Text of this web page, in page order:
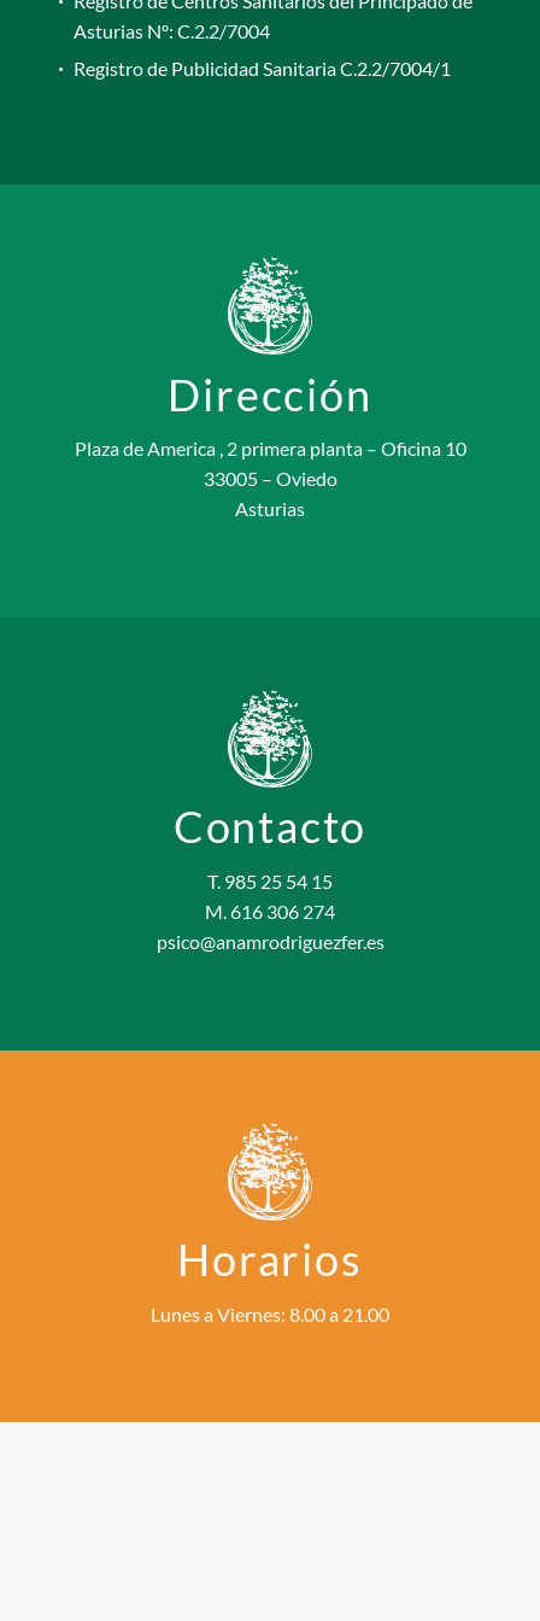
Asturias Nº: C.2.2/7004
Registro de Publicidad Sanitaria C.2.2/7004/1
Dirección
Plaza de America , 2 primera planta – Oficina 10
33005 – Oviedo
Asturias
Contacto
T. 985 25 54 15
M. 616 306 274
psico@anamrodriguezfer.es
Horarios
Lunes a Viernes: 8.00 a 21.00